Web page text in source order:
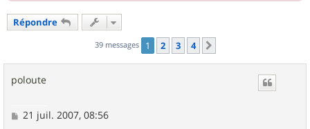
Répondre
39 messages 1 2 3 4
poloute
M
21 juil. 2007, 08:56